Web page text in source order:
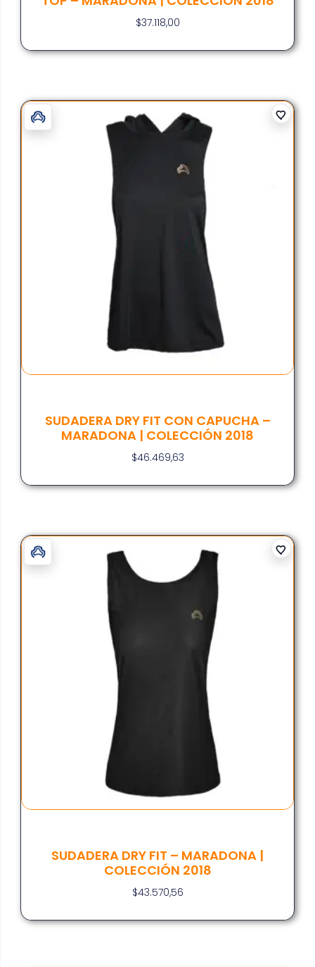
$37.118,00
SUDADERA DRY FIT CON CAPUCHA –
MARADONA | COLECCIÓN 2018
$46.469,63
SUDADERA DRY FIT – MARADONA |
COLECCIÓN 2018
$43.570,56